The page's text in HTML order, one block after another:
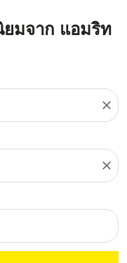
ยมจาก แอมริท
close
close